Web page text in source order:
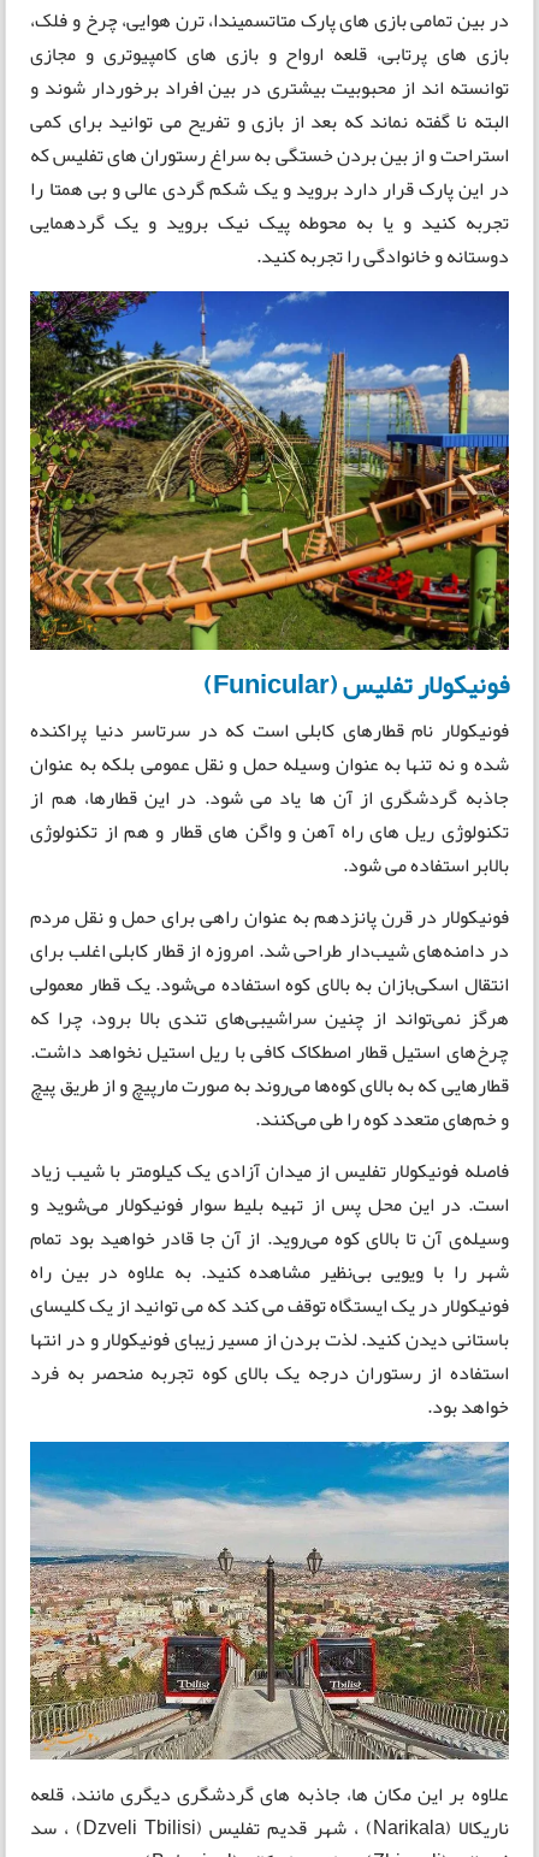
در بین تمامی بازی های پارک متاتسمیندا، ترن هوایی، چرخ و فلک،
بازی های پرتابی، قلعه ارواح و بازی های کامپیوتری و مجازی
توانسته اند از محبوبیت بیشتری در بین افراد برخوردار شوند و
البته نا گفته نماند که بعد از بازی و تفریح می توانید برای کمی
استراحت و از بین بردن خستگی به سراغ رستوران های تفلیس که
در این پارک قرار دارد بروید و یک شکم گردی عالی و بی همتا را
تجربه کنید و یا به محوطه پیک نیک بروید و یک گردهمایی
دوستانه و خانوادگی را تجربه کنید.
فونیکولار تفلیس (Funicular)
فونیکولار نام قطارهای کابلی است که در سرتاسر دنیا پراکنده
شده و نه تنها به عنوان وسیله حمل و نقل عمومی بلکه به عنوان
جاذبه گردشگری از آن ها یاد می شود. در این قطارها، هم از
تکنولوژی ریل های راه آهن و واگن های قطار و هم از تکنولوژی
بالابر استفاده می شود.
فونیکولار در قرن پانزدهم به عنوان راهی برای حمل و نقل مردم
در دامنه‌های شیب‌دار طراحی شد. امروزه از قطار کابلی اغلب برای
انتقال اسکی‌بازان به بالای کوه استفاده می‌شود. یک قطار معمولی
هرگز نمی‌تواند از چنین سراشیبی‌های تندی بالا برود، چرا که
چرخ‌های استیل قطار اصطکاک کافی با ریل استیل نخواهد داشت.
قطارهایی که به بالای کوه‌ها می‌روند به صورت مارپیچ و از طریق پیچ
و خم‌های متعدد کوه را طی می‌کنند.
فاصله فونیکولار تفلیس از میدان آزادی یک کیلومتر با شیب زیاد
است. در این محل پس از تهیه بلیط سوار فونیکولار می‌شوید و
وسیله‌ی آن تا بالای کوه می‌روید. از آن جا قادر خواهید بود تمام
شهر را با ویویی بی‌نظیر مشاهده کنید. به علاوه در بین راه
فونیکولار در یک ایستگاه توقف می کند که می توانید از یک کلیسای
باستانی دیدن کنید. لذت بردن از مسیر زیبای فونیکولار و در انتها
استفاده از رستوران درجه یک بالای کوه تجربه منحصر به فرد
خواهد بود.
علاوه بر این مکان ها، جاذبه های گردشگری دیگری مانند، قلعه
ناریکالا (Narikala) ، شهر قدیم تفلیس (Dzveli Tbilisi) ، سد